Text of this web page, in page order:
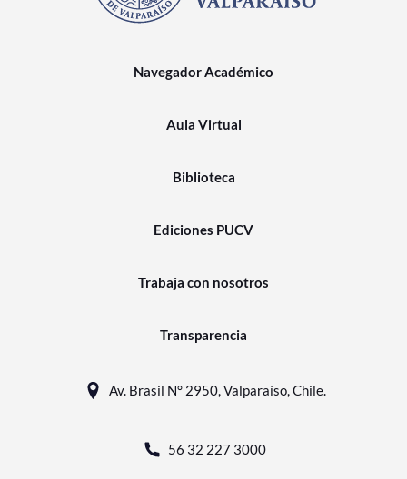
Navegador Académico
Aula Virtual
Biblioteca
Ediciones PUCV
Trabaja con nosotros
Transparencia
Av. Brasil N° 2950, Valparaíso, Chile.
56 32 227 3000